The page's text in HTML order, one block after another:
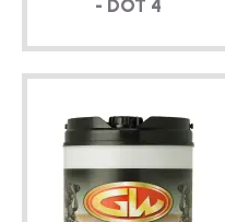
- DOT 4